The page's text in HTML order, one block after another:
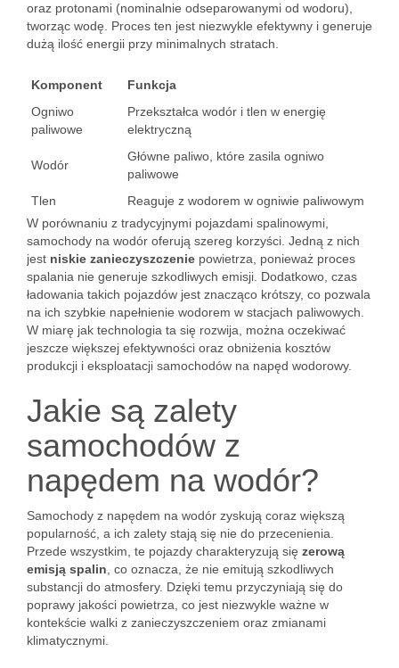
oraz protonami (nominalnie odseparowanymi od wodoru),
tworząc wodę. Proces ten jest niezwykle efektywny i generuje
dużą ilość energii przy minimalnych stratach.
Komponent
Funkcja
Ogniwo
paliwowe
Przekształca wodór i tlen w energię
elektryczną
Wodór
Główne paliwo, które zasila ogniwo
paliwowe
Tlen
Reaguje z wodorem w ogniwie paliwowym
W porównaniu z tradycyjnymi pojazdami spalinowymi,
samochody na wodór oferują szereg korzyści. Jedną z nich
jest niskie zanieczyszczenie powietrza, ponieważ proces
spalania nie generuje szkodliwych emisji. Dodatkowo, czas
ładowania takich pojazdów jest znacząco krótszy, co pozwala
na ich szybkie napełnienie wodorem w stacjach paliwowych.
W miarę jak technologia ta się rozwija, można oczekiwać
jeszcze większej efektywności oraz obniżenia kosztów
produkcji i eksploatacji samochodów na napęd wodorowy.
Jakie są zalety
samochodów z
napędem na wodór?
Samochody z napędem na wodór zyskują coraz większą
popularność, a ich zalety stają się nie do przecenienia.
Przede wszystkim, te pojazdy charakteryzują się zerową
emisją spalin , co oznacza, że nie emitują szkodliwych
substancji do atmosfery. Dzięki temu przyczyniają się do
poprawy jakości powietrza, co jest niezwykle ważne w
kontekście walki z zanieczyszczeniem oraz zmianami
klimatycznymi.